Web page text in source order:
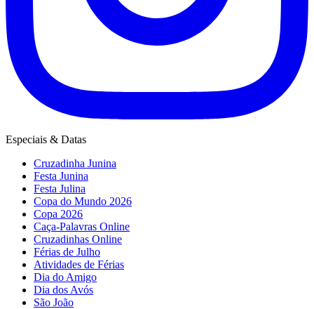
Especiais & Datas
Cruzadinha Junina
Festa Junina
Festa Julina
Copa do Mundo 2026
Copa 2026
Caça-Palavras Online
Cruzadinhas Online
Férias de Julho
Atividades de Férias
Dia do Amigo
Dia dos Avós
São João